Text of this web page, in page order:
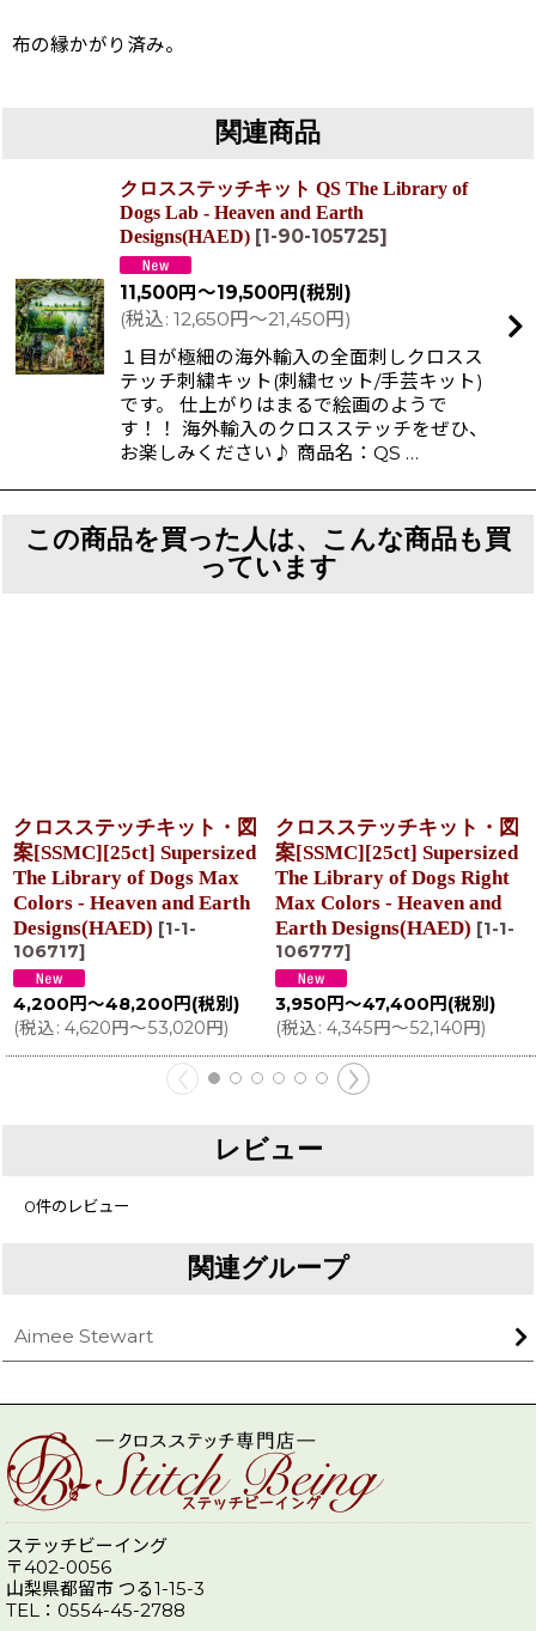
布の縁かがり済み。
関連商品
クロスステッチキット QS The Library of
Dogs Lab - Heaven and Earth
Designs(HAED) [1-90-105725]
11,500円～19,500円(税別)
(税込: 12,650円～21,450円)
１目が極細の海外輸入の全面刺しクロスス
テッチ刺繍キット(刺繍セット/手芸キット)
です。 仕上がりはまるで絵画のようで
す！！ 海外輸入のクロスステッチをぜひ、
お楽しみください♪ 商品名：QS …
この商品を買った人は、こんな商品も買
っています
クロスステッチキット・図
案[SSMC][25ct] Supersized
The Library of Dogs Max
Colors - Heaven and Earth
Designs(HAED) [1-1-
106717]
4,200 円～48,200 円 (税別)
(税込: 4,620円～53,020円)
クロスステッチキット・図
案[SSMC][25ct] Supersized
The Library of Dogs Right
Max Colors - Heaven and
Earth Designs(HAED) [1-1-
106777]
3,950 円～47,400 円 (税別)
(税込: 4,345円～52,140円)
レビュー
0件のレビュー
関連グループ
Aimee Stewart
ステッチビーイング
〒402-0056
山梨県都留市 つる1-15-3
TEL：0554-45-2788